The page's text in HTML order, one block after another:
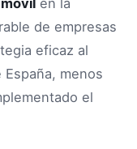
de empresas
eficaz al
menos
el